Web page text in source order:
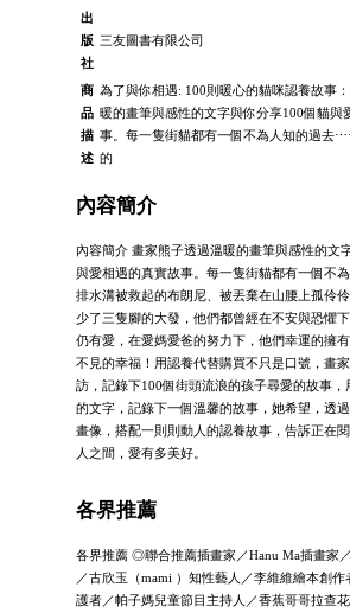
出
版
社
三友圖書有限公司
商
品
描
述
為了與你相遇: 100則暖心的貓咪認養故事
暖的畫筆與感性的文字與你分享100個貓與
事。每一隻街貓都有一個不為人知的過去
的
內容簡介
內容簡介 畫家熊子透過溫暖的畫筆與感性的文
與愛相遇的真實故事。每一隻街貓都有一個不
排水溝被救起的布朗尼、被丟棄在山腰上孤伶
少了三隻腳的大發，他們都曾經在不安與恐懼
仍有愛，在愛媽愛爸的努力下，他們幸運的擁
不見的幸福！用認養代替購買不只是口號，畫
訪，記錄下100個街頭流浪的孩子尋愛的故事，
的文字，記錄下一個溫馨的故事，她希望，透
畫像，搭配一則則動人的認養故事，告訴正在
人之間，愛有多美好。
各界推薦
各界推薦 ◎聯合推薦插畫家／Hanu Ma插畫家
／古欣玉（mami ）知性藝人／李維維繪本創
護者／帕子媽兒童節目主持人／香蕉哥哥拉查